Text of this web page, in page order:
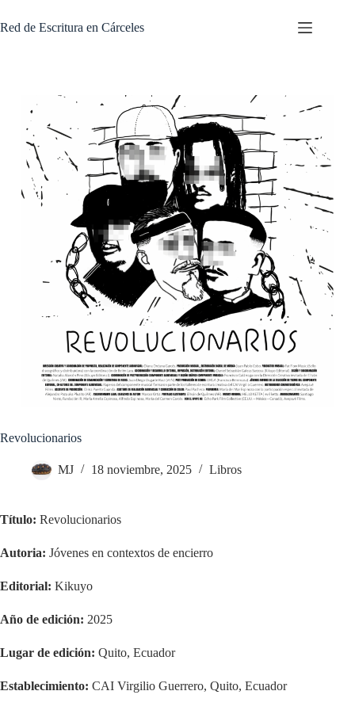
to
content
Red de Escritura en Cárceles
Revolucionarios
MJ 18 noviembre, 2025 Libros
Título: Revolucionarios
Autoria: Jóvenes en contextos de encierro
Editorial: Kikuyo
Año de edición: 2025
Lugar de edición: Quito, Ecuador
Establecimiento: CAI Virgilio Guerrero, Quito, Ecuador